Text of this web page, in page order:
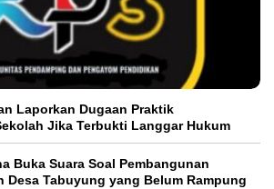
Laporkan Dugaan Praktik
Jika Terbukti Langgar Hukum
Buka Suara Soal Pembangunan
Desa Tabuyung yang Belum Rampung